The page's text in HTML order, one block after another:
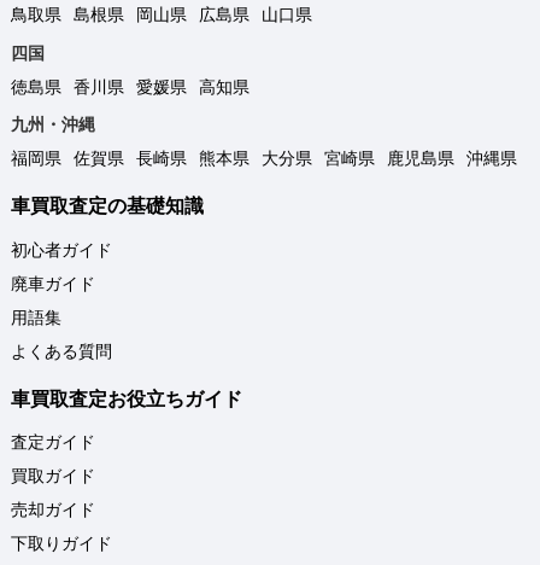
鳥取県
島根県 岡山県 広島県
山口県
四国
徳島県
香川県 愛媛県
高知県
九州・沖縄
福岡県
佐賀県 長崎県 熊本県 大分県 宮崎県 鹿児島県 沖縄県
車買取査定の基礎知識
初心者ガイド
廃車ガイド
用語集
よくある質問
車買取査定お役立ちガイド
査定ガイド
買取ガイド
売却ガイド
下取りガイド